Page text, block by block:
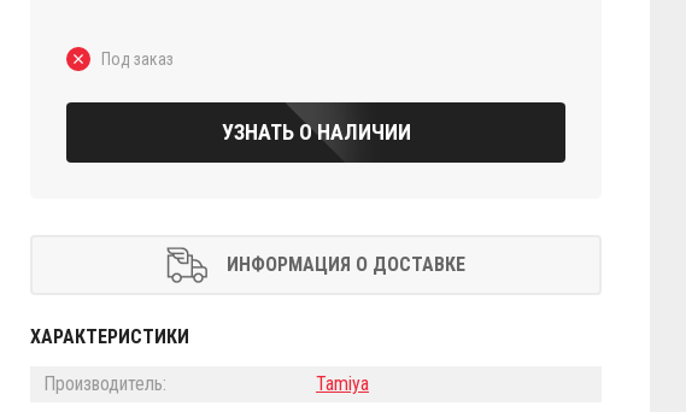
Под заказ
УЗНАТЬ О НАЛИЧИИ
ИНФОРМАЦИЯ О ДОСТАВКЕ
ХАРАКТЕРИСТИКИ
Производитель: Tamiya